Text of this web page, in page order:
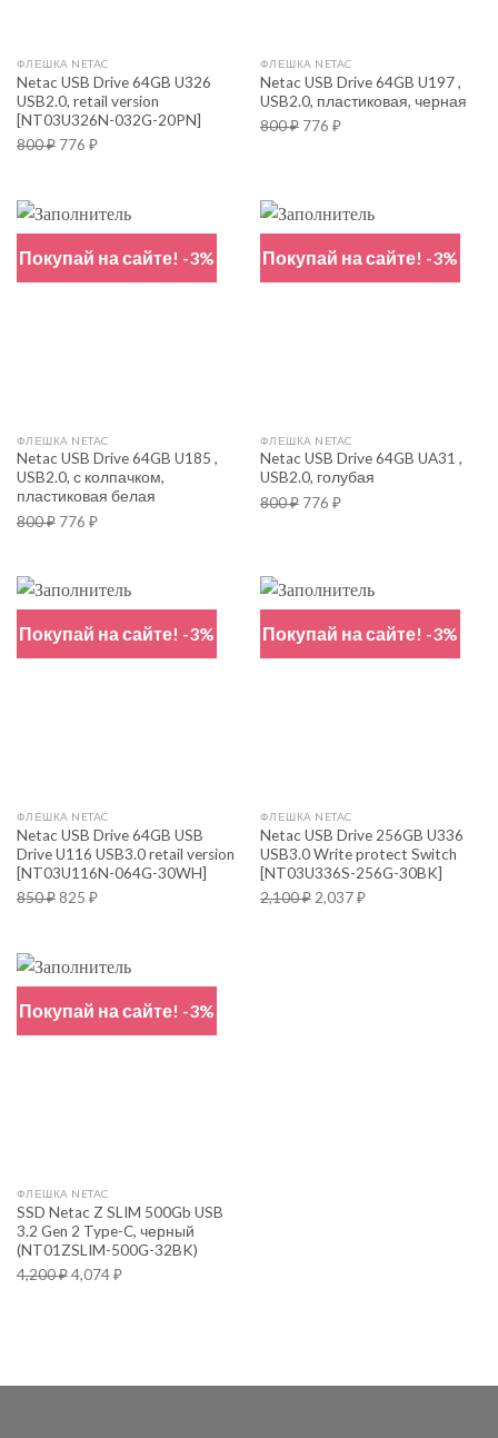
ФЛЕШКА NETAC
Netac USB Drive 64GB U326
USB2.0, retail version
[NT03U326N-032G-20PN]
800₽ 776 ₽
ФЛЕШКА NETAC
Netac USB Drive 64GB U197 ,
USB2.0, пластиковая, черная
800₽ 776 ₽
Покупай на сайте! -3%
ФЛЕШКА NETAC
Netac USB Drive 64GB U185 ,
USB2.0, с колпачком,
пластиковая белая
800₽ 776 ₽
Покупай на сайте! -3%
ФЛЕШКА NETAC
Netac USB Drive 64GB UA31 ,
USB2.0, голубая
800₽ 776 ₽
Покупай на сайте! -3%
ФЛЕШКА NETAC
Netac USB Drive 64GB USB
Drive U116 USB3.0 retail version
[NT03U116N-064G-30WH]
850₽ 825 ₽
Покупай на сайте! -3%
ФЛЕШКА NETAC
Netac USB Drive 256GB U336
USB3.0 Write protect Switch
[NT03U336S-256G-30BK]
2,100₽ 2,037₽
Покупай на сайте! -3%
ФЛЕШКА NETAC
SSD Netac Z SLIM 500Gb USB
3.2 Gen 2 Type-C, черный
(NT01ZSLIM-500G-32BK)
4,200₽ 4,074₽